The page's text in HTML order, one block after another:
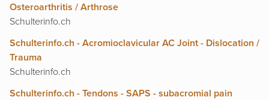
Osteroarthritis / Arthrose
Schulterinfo.ch
Schulterinfo.ch - Acromioclavicular AC Joint - Dislocation /
Trauma
Schulterinfo.ch
Schulterinfo.ch - Tendons - SAPS - subacromial pain